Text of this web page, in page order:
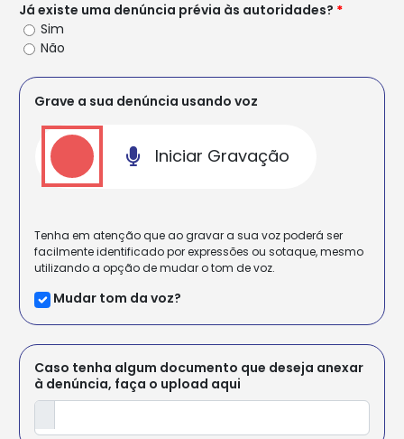
Já existe uma denúncia prévia às autoridades? *
Sim
Não
Grave a sua denúncia usando voz
Iniciar Gravação
Tenha em atenção que ao gravar a sua voz poderá ser
facilmente identificado por expressões ou sotaque, mesmo
utilizando a opção de mudar o tom de voz.
Mudar tom da voz?
Caso tenha algum documento que deseja anexar
à denúncia, faça o upload aqui